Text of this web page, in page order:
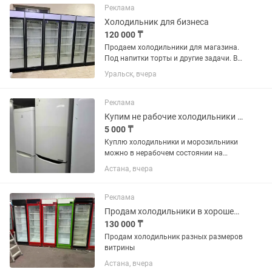
установки в кухонный...
Реклама
Холодильник для бизнеса
120 000 ₸
Продаем холодильники для магазина.
Под напитки торты и другие задачи. В
отличном состоянии. В заправке не
нуждаются. Полки полный комплект.
Температура хранения +4...
Уральск, вчера
Реклама
Купим не рабочие холодильники и морозильники
5 000 ₸
Куплю холодильники и морозильники
можно в нерабочем состоянии на
запчасти
Астана, вчера
Реклама
Продам холодильники в хорошем состоянии
130 000 ₸
Продам холодильник разных размеров
витрины
Астана, вчера